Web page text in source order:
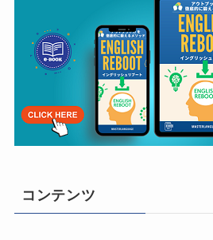
コンテンツ